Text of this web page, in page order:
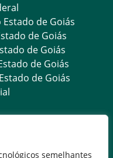
semelhantes
de Goiás
de Goiás
de Goiás
de Goiás
de Goiás